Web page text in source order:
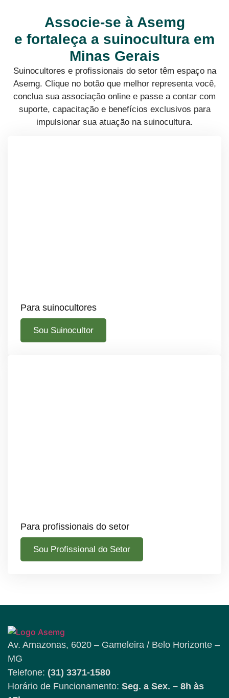
Associe-se à Asemg
e fortaleça a suinocultura em
Minas Gerais
Suinocultores e profissionais do setor têm espaço na
Asemg. Clique no botão que melhor representa você,
conclua sua associação online e passe a contar com
suporte, capacitação e benefícios exclusivos para
impulsionar sua atuação na suinocultura.
Para suinocultores
Sou Suinocultor
Para profissionais do setor
Sou Profissional do Setor
Av. Amazonas, 6020 – Gameleira / Belo Horizonte –
MG
Telefone: (31) 3371-1580
Horário de Funcionamento: Seg. a Sex. – 8h às